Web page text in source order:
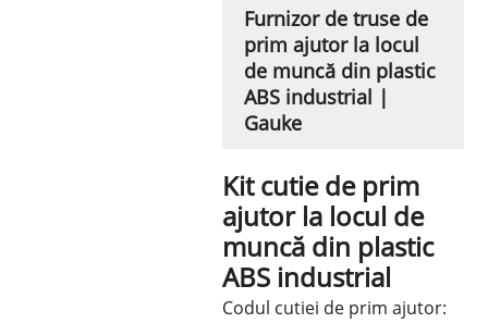
Furnizor de truse de
prim ajutor la locul
de muncă din plastic
ABS industrial |
Gauke
Kit cutie de prim
ajutor la locul de
muncă din plastic
ABS industrial
Codul cutiei de prim ajutor: